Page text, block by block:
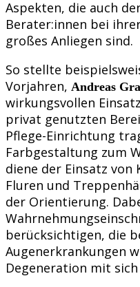
Aspekten, die auch
Berater:innen bei
großes Anliegen sind.
So stellte
Vorjahren, Andreas
wirkungsvollen
privat genutzten
Pflege-Einrichtung
Farbgestaltung zum
diene der Einsatz
Fluren und
der Orientierung.
berücksichtigen, die
Augenerkrankungen
Degeneration mit